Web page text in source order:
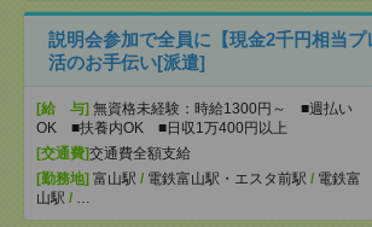
説明会参加で全員に【現金2千円相当プ
活のお手伝い[派遣]
[給 与] 無資格未経験：時給1300円～ ■週払い
OK ■扶養内OK ■日収1万400円以上
[交通費]交通費全額支給
[勤務地] 富山駅 / 電鉄富山駅・エスタ前駅 / 電鉄富
山駅 / …